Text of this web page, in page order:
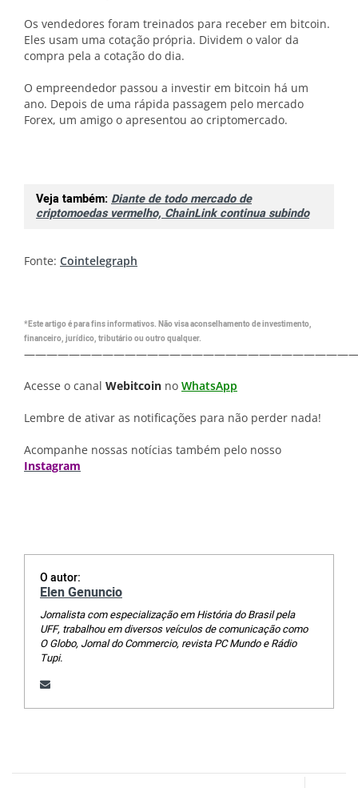
Os vendedores foram treinados para receber em bitcoin.
Eles usam uma cotação própria. Dividem o valor da
compra pela a cotação do dia.
O empreendedor passou a investir em bitcoin há um
ano. Depois de uma rápida passagem pelo mercado
Forex, um amigo o apresentou ao criptomercado.
Veja também: Diante de todo mercado de
criptomoedas vermelho, ChainLink continua subindo
Fonte: Cointelegraph
*Este artigo é para fins informativos. Não visa aconselhamento de investimento,
financeiro, jurídico, tributário ou outro qualquer.
Acesse o canal Webitcoin no WhatsApp
Lembre de ativar as notificações para não perder nada!
Acompanhe nossas notícias também pelo nosso
Instagram
O autor:
Elen Genuncio
Jornalista com especialização em História do Brasil pela
UFF, trabalhou em diversos veículos de comunicação como
O Globo, Jornal do Commercio, revista PC Mundo e Rádio
Tupi.